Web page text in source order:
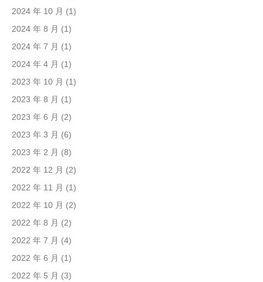
2024 年 10 月 (1)
2024 年 8 月 (1)
2024 年 7 月 (1)
2024 年 4 月 (1)
2023 年 10 月 (1)
2023 年 8 月 (1)
2023 年 6 月 (2)
2023 年 3 月 (6)
2023 年 2 月 (8)
2022 年 12 月 (2)
2022 年 11 月 (1)
2022 年 10 月 (2)
2022 年 8 月 (2)
2022 年 7 月 (4)
2022 年 6 月 (1)
2022 年 5 月 (3)